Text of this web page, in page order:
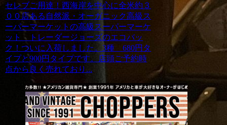
セレブご用達！西海岸を中心に全米約３
００店ある自然派・オーガニック高級ス
ーパーマーケットの高級スーパーマーケ
ット トレーダージョーズのエコバッ
ク！ついに入荷しました。3種 680円タ
イプと900円タイプです。店頭ご予約時
点から良く売れており...